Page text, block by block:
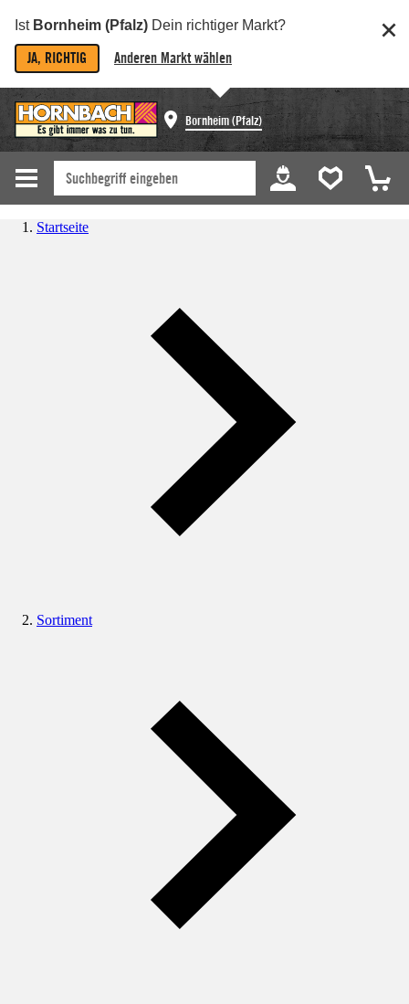
Ist Bornheim (Pfalz) Dein richtiger Markt?
JA, RICHTIG Anderen Markt wählen
Bornheim (Pfalz)
Startseite
Sortiment